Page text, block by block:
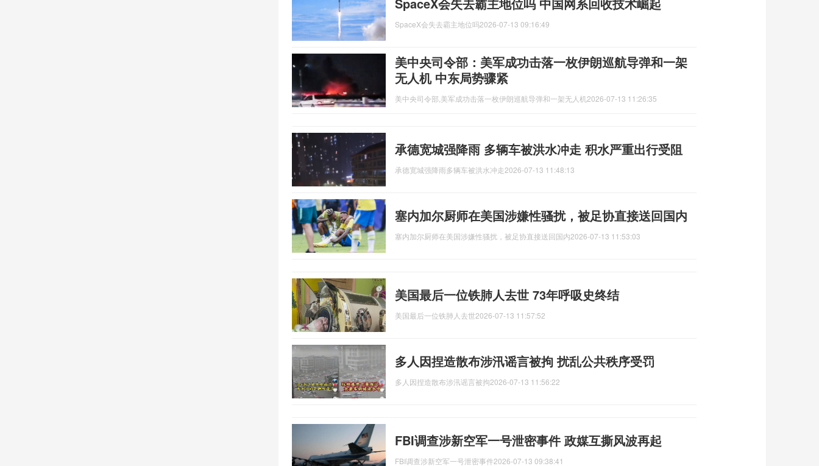
SpaceX会失去霸主地位吗2026-07-13 09:16:49
美中央司令部：美军成功击落一枚伊朗巡航导弹和一架
无人机 中东局势骤紧
美中央司令部,美军成功击落一枚伊朗巡航导弹和一架无人机 2026-07-13 11:26:35
承德宽城强降雨 多辆车被洪水冲走 积水严重出行受阻
承德宽城强降雨多辆车被洪水冲走2026-07-13 11:48:13
塞内加尔厨师在美国涉嫌性骚扰，被足协直接送回国内
塞内加尔厨师在美国涉嫌性骚扰，被足协直接送回国内2026-07-13 11:53:03
美国最后一位铁肺人去世 73年呼吸史终结
美国最后一位铁肺人去世2026-07-13 11:57:52
多人因捏造散布涉汛谣言被拘 扰乱公共秩序受罚
多人因捏造散布涉汛谣言被拘2026-07-13 11:56:22
FBI调查涉新空军一号泄密事件 政媒互撕风波再起
FBI调查涉新空军一号泄密事件2026-07-13 09:38:41